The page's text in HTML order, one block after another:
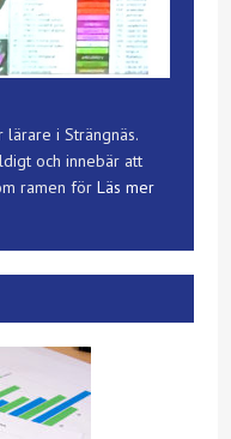
i Strängnäs.
och innebär att
ramen förLäs mer